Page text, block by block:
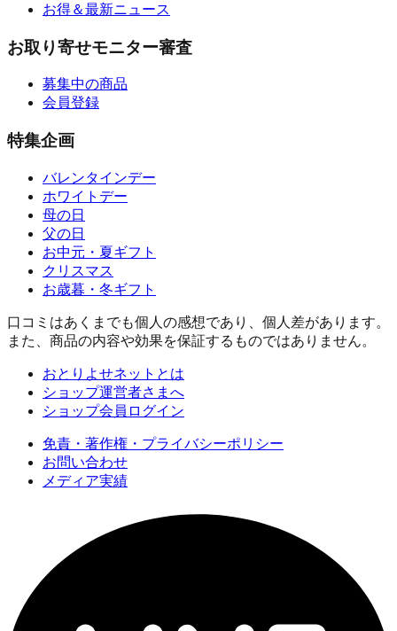
お得＆最新ニュース
お取り寄せモニター審査
募集中の商品
会員登録
特集企画
バレンタインデー
ホワイトデー
母の日
父の日
お中元・夏ギフト
クリスマス
お歳暮・冬ギフト
口コミはあくまでも個人の感想であり、個人差があります。
また、商品の内容や効果を保証するものではありません。
おとりよせネットとは
ショップ運営者さまへ
ショップ会員ログイン
免責・著作権・プライバシーポリシー
お問い合わせ
メディア実績